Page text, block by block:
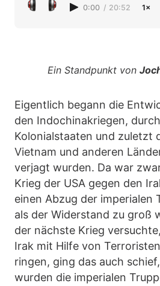
0:00 / 20:52 1×
Ein Standpunkt von
Eigentlich begann die
den Indochinakriegen,
Kolonialstaaten und zuletzt
Vietnam und anderen
verjagt wurden. Da war
Krieg der USA gegen den
einen Abzug der imperialen
als der Widerstand zu groß
der nächste Krieg
Irak mit Hilfe von
ringen, ging das auch
wurden die imperialen